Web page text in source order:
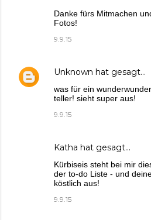
Danke fürs Mitmachen
Fotos!
9.9.15
Unknown hat gesagt…
was für ein
teller! sieht super aus!
9.9.15
Katha hat gesagt…
Kürbiseis steht bei mir
der to-do Liste - und
köstlich aus!
9.9.15